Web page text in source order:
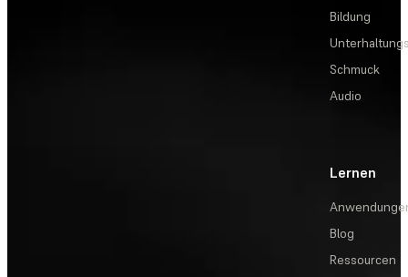
Bildung
Schmuck
Audio
Lernen
Blog
Ressourcen